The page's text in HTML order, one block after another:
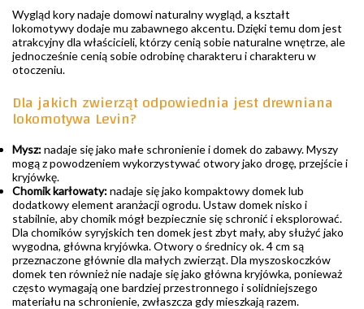
Wygląd kory nadaje domowi naturalny wygląd, a kształt
lokomotywy dodaje mu zabawnego akcentu. Dzięki temu dom jest
atrakcyjny dla właścicieli, którzy cenią sobie naturalne wnętrze, ale
jednocześnie cenią sobie odrobinę charakteru i charakteru w
otoczeniu.
Dla jakich zwierząt odpowiednia jest drewniana
lokomotywa Levin?
Mysz:nadaje się jako małe schronienie i domek do zabawy. Myszy
mogą z powodzeniem wykorzystywać otwory jako drogę, przejście i
kryjówkę.
Chomik karłowaty:nadaje się jako kompaktowy domek lub
dodatkowy element aranżacji ogrodu. Ustaw domek nisko i
stabilnie, aby chomik mógł bezpiecznie się schronić i eksplorować.
Dla chomików syryjskich ten domek jest zbyt mały, aby służyć jako
wygodna, główna kryjówka. Otwory o średnicy ok. 4 cm są
przeznaczone głównie dla małych zwierząt. Dla myszoskoczków
domek ten również nie nadaje się jako główna kryjówka, ponieważ
często wymagają one bardziej przestronnego i solidniejszego
materiału na schronienie, zwłaszcza gdy mieszkają razem.